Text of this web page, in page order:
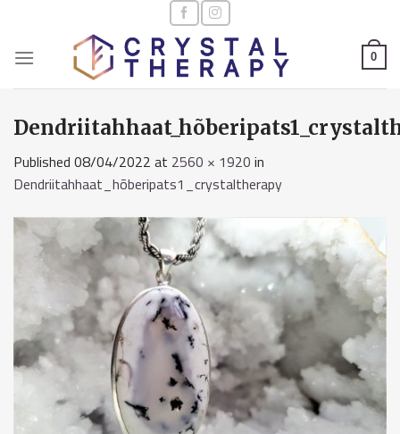
content
0
Published 08/04/2022 at 2560 × 1920 in
Dendriitahhaat_hõberipats1_crystaltherapy